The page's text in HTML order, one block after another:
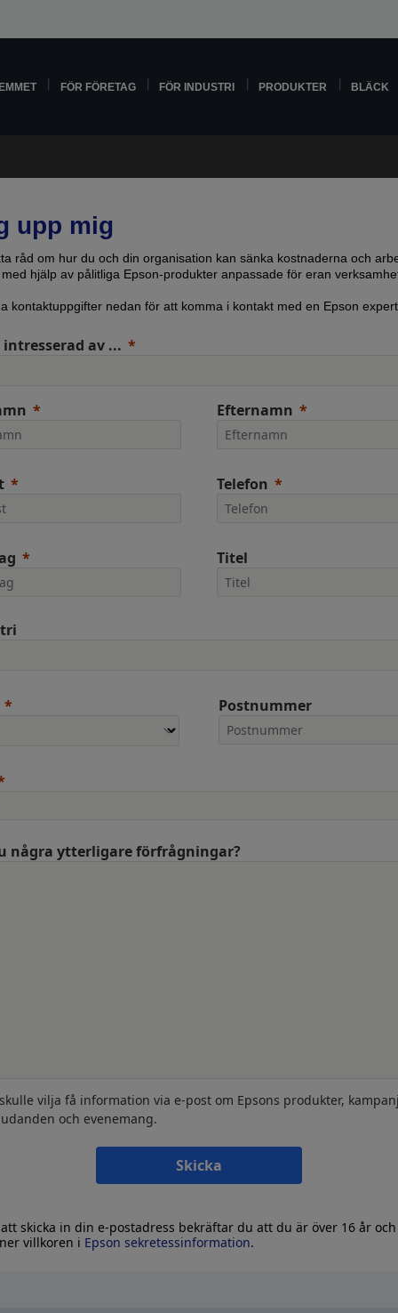
FÖR FÖRETAG FÖR INDUSTRI PRODUKTER BLÄCK
upp mig
råd om hur du och din organisation kan sänka kostnaderna och
hjälp av pålitliga Epson-produkter anpassade för eran
kontaktuppgifter nedan för att komma i kontakt med en Epson
intresserad av ...
Efternamn
Telefon
Titel
Postnummer
några ytterligare förfrågningar?
vilja få information via e-post om Epsons produkter,
och evenemang.
Skicka
skicka in din e-postadress bekräftar du att du är över 16 år och
villkoren i Epson sekretessinformation.